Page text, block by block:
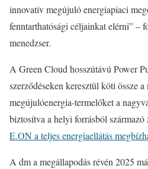
innovatív megújuló energiapiaci
fenntarthatósági céljainkat elérni” –
menedzser.
A Green Cloud hosszútávú Power
szerződéseken keresztül köti össze
megújulóenergia-termelőket a
biztosítva a helyi forrásból
E.ON a teljes energiaellátás
A dm a megállapodás révén 2025